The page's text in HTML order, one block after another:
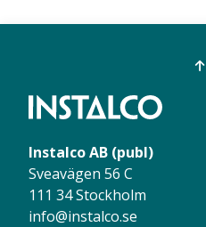
Instalco AB (publ)
Sveavägen 56 C
111 34 Stockholm
info@instalco.se